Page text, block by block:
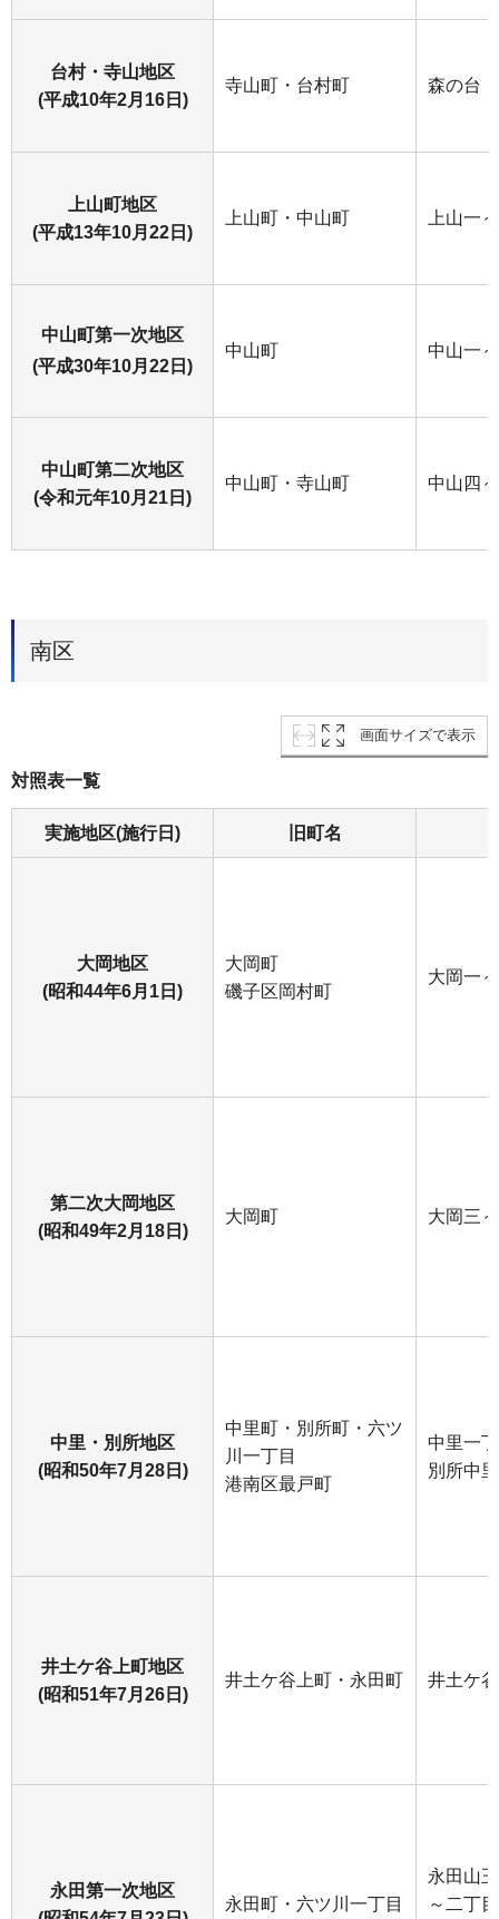
台村・寺山地区
(平成10年2月16日)
寺山町・台村町 森の台
上山町地区
(平成13年10月22日)
上山町・中山町 上山一
中山町第一次地区
(平成30年10月22日)
中山町 中山一
中山町第二次地区
(令和元年10月21日)
中山町・寺山町 中山四
南区
画面サイズで表示
対照表一覧
実施地区(施行日) 旧町名
大岡地区
(昭和44年6月1日)
大岡町
磯子区岡村町
大岡一
第二次大岡地区
(昭和49年2月18日)
大岡町 大岡三
中里・別所地区
(昭和50年7月28日)
中里町・別所町・六ツ
川一丁目
港南区最戸町
中里一
別所中
井土ケ谷上町地区
(昭和51年7月26日)
井土ケ谷上町・永田町 井土ケ
永田第一次地区
永田町・六ツ川一丁目
永田山
～二丁